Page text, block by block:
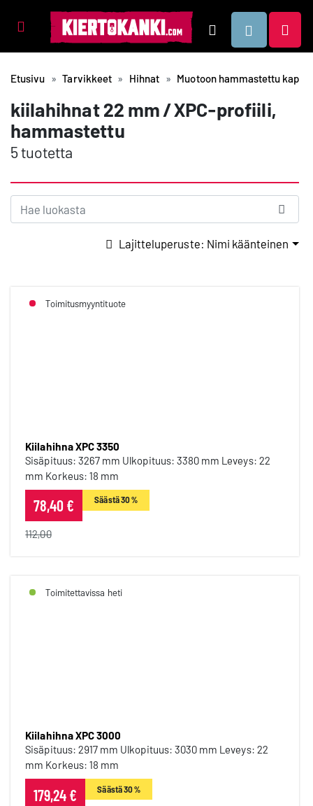
Tuotealueet Hae
Etusivu Tarvikkeet Hihnat Muotoon hammastettu kapea
kiilahihnat 22 mm / XPC-profiili,
hammastettu
5 tuotetta
Lajitteluperuste: Nimi käänteinen
Toimitusmyyntituote
Kiilahihna XPC 3350
Sisäpituus: 3267 mm Ulkopituus: 3380 mm Leveys: 22
mm Korkeus: 18 mm
78,40 € Säästä 30 %
112,00
Toimitettavissa heti
Kiilahihna XPC 3000
Sisäpituus: 2917 mm Ulkopituus: 3030 mm Leveys: 22
mm Korkeus: 18 mm
179,24 € Säästä 30 %